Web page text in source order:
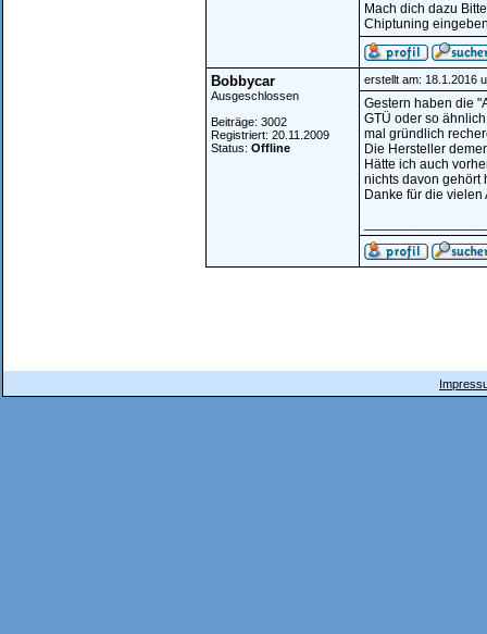
Mach dich dazu
Chiptuning
Bobbycar
Ausgeschlossen
Beiträge: 3002
Registriert: 20.11.2009
Status: Offline
erstellt am: 18.1.2016
Gestern haben die
GTÜ oder so
mal gründlich
Die Hersteller
Hätte ich auch
nichts davon gehört
Danke für die vielen